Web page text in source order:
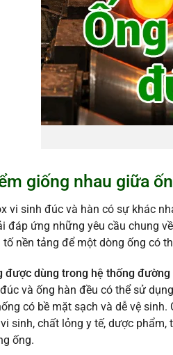
giống nhau giữa
vi sinh đúc và hàn có sự khác
đáp ứng những yêu cầu chung
tố nền tảng để một dòng ống có
được dùng trong hệ thống đường
và ống hàn đều có thể sử
có bề mặt sạch và dễ vệ
sinh, chất lỏng y tế, dược
ống.